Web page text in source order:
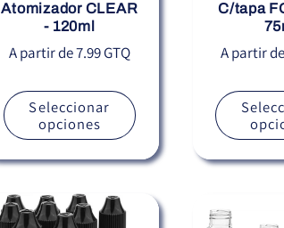
Atomizador CLEAR
- 120ml
Precio
A partir de 7.99 GTQ
Seleccionar
opciones
C/tapa
Precio
A partir